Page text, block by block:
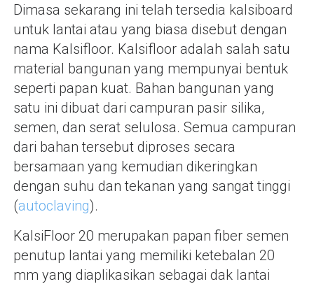
Dimasa sekarang ini telah tersedia kalsiboard
untuk lantai atau yang biasa disebut dengan
nama Kalsifloor. Kalsifloor adalah salah satu
material bangunan yang mempunyai bentuk
seperti papan kuat. Bahan bangunan yang
satu ini dibuat dari campuran pasir silika,
semen, dan serat selulosa. Semua campuran
dari bahan tersebut diproses secara
bersamaan yang kemudian dikeringkan
dengan suhu dan tekanan yang sangat tinggi
(autoclaving).
KalsiFloor 20 merupakan papan fiber semen
penutup lantai yang memiliki ketebalan 20
mm yang diaplikasikan sebagai dak lantai